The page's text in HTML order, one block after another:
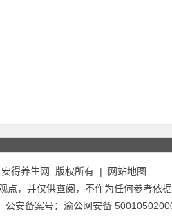
安得养生网 版权所有 |
网站地图
点，并仅供查阅，不作为任何参考依据
公安备案号： 渝公网安备